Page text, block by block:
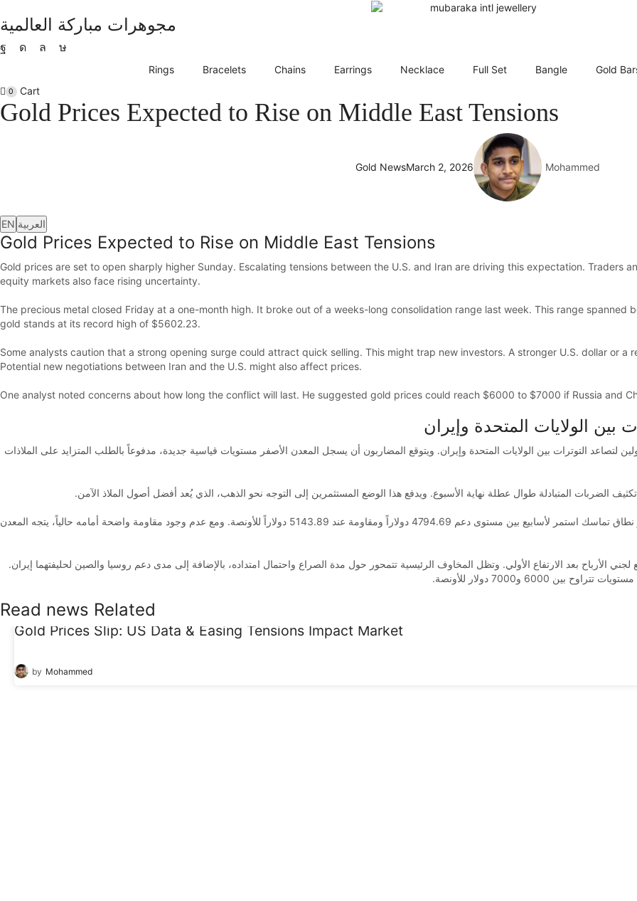
مجوهرات مباركة العالمية
Facebook
Instagram
Whatsapp
Tik-
Rings Bracelets Chains Earrings Necklace Full Set Bangle Gold
0 Cart
Gold Prices Expected to Rise on Middle East Tensions
Gold NewsMarch 2, 2026 Mohammed
EN العربية
Gold Prices Expected to Rise on Middle East Tensions
Gold prices are set to open sharply higher Sunday. Escalating tensions between the U.S. and Iran are driving this expectation. Traders
equity markets also face rising uncertainty.
The precious metal closed Friday at a one-month high. It broke out of a weeks-long consolidation range last week. This range
gold stands at its record high of $5602.23.
Some analysts caution that a strong opening surge could attract quick selling. This might trap new investors. A stronger U.S. dollar or a
Potential new negotiations between Iran and the U.S. might also affect prices.
One analyst noted concerns about how long the conflict will last. He suggested gold prices could reach $6000 to $7000 if Russia and
الولايات المتحدة وإيران
لتصاعد التوترات بين الولايات المتحدة وإيران. ويتوقع المضاربون أن يسجل المعدن الأصفر مستويات قياسية جديدة، مدفوعاً بالطلب المتزايد على الملاذات
الضربات المتبادلة طوال عطلة نهاية الأسبوع. ويدفع هذا الوضع المستثمرين إلى التوجه نحو الذهب، الذي يُعد أفضل أصول الملاذ الآمن.
أغلق سعر الذهب تداولاته يوم الجمعة عند أعلى مستوى في شهر، بعد أن تجاوز نطاق تماسك استمر لأسابيع بين مستوى دعم 4794.69 دولاراً ومقاومة عند 5143.89 دولاراً للأونصة. ومع عدم وجود مقاومة واضحة أمامه حالياً، يتجه المعدن
الأرباح بعد الارتفاع الأولي. وتظل المخاوف الرئيسية تتمحور حول مدة الصراع واحتمال امتداده، بالإضافة إلى مدى دعم روسيا والصين لحليفتهما إيران.
و7000 دولار للأونصة.
Read news Related
Jan
Gold Prices Slip: US Data & Easing Tensions Impact Market
by Mohammed